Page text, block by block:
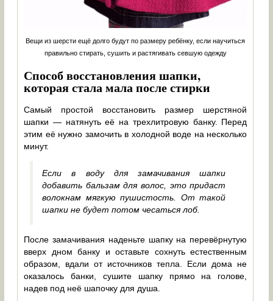
Вещи из шерсти ещё долго будут по размеру ребёнку, если научиться
правильно стирать, сушить и растягивать севшую одежду
Способ восстановления шапки,
которая стала мала после стирки
Самый простой восстановить размер шерстяной
шапки — натянуть её на трехлитровую банку. Перед
этим её нужно замочить в холодной воде на несколько
минут.
Если в воду для замачивания шапки
добавить бальзам для волос, это придаст
волокнам мягкую пушистость. От такой
шапки не будет потом чесаться лоб.
После замачивания наденьте шапку на перевёрнутую
вверх дном банку и оставьте сохнуть естественным
образом, вдали от источников тепла. Если дома не
оказалось банки, сушите шапку прямо на голове,
надев под неё шапочку для душа.